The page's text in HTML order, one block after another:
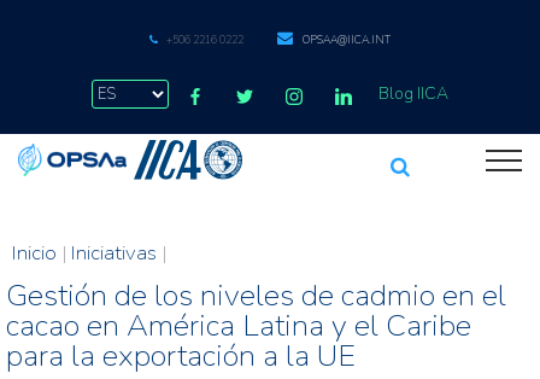
+506 2216 0222 OPSAA@IICA.INT
Blog IICA
Inicio | Iniciativas |
Gestión de los niveles de cadmio en el
cacao en América Latina y el Caribe
para la exportación a la UE